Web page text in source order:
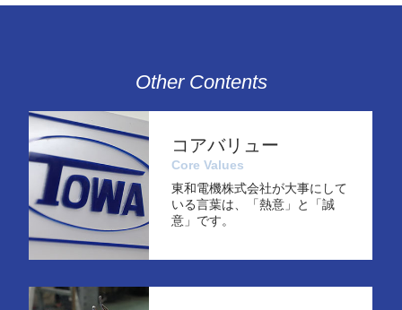
Other Contents
コアバリュー
Core Values
東和電機株式会社が大事にして
いる言葉は、「熱意」と「誠
意」です。